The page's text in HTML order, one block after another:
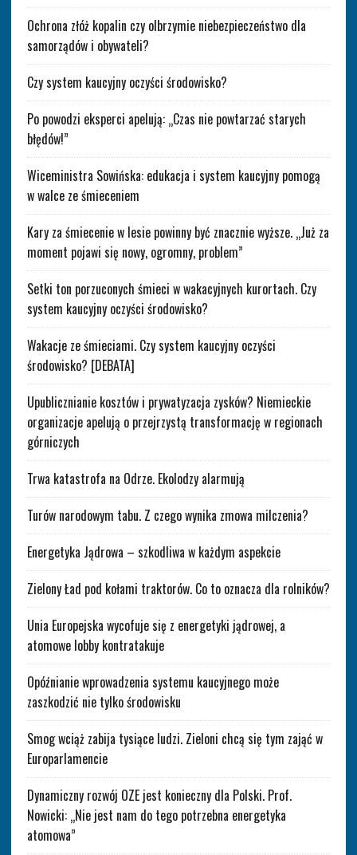
Ochrona złóż kopalin czy olbrzymie niebezpieczeństwo dla
samorządów i obywateli?
Czy system kaucyjny oczyści środowisko?
Po powodzi eksperci apelują: „Czas nie powtarzać starych
błędów!”
Wiceministra Sowińska: edukacja i system kaucyjny pomogą
w walce ze śmieceniem
Kary za śmiecenie w lesie powinny być znacznie wyższe. „Już za
moment pojawi się nowy, ogromny, problem”
Setki ton porzuconych śmieci w wakacyjnych kurortach. Czy
system kaucyjny oczyści środowisko?
Wakacje ze śmieciami. Czy system kaucyjny oczyści
środowisko? [DEBATA]
Upublicznianie kosztów i prywatyzacja zysków? Niemieckie
organizacje apelują o przejrzystą transformację w regionach
górniczych
Trwa katastrofa na Odrze. Ekolodzy alarmują
Turów narodowym tabu. Z czego wynika zmowa milczenia?
Energetyka Jądrowa – szkodliwa w każdym aspekcie
Zielony Ład pod kołami traktorów. Co to oznacza dla rolników?
Unia Europejska wycofuje się z energetyki jądrowej, a
atomowe lobby kontratakuje
Opóźnianie wprowadzenia systemu kaucyjnego może
zaszkodzić nie tylko środowisku
Smog wciąż zabija tysiące ludzi. Zieloni chcą się tym zająć w
Europarlamencie
Dynamiczny rozwój OZE jest konieczny dla Polski. Prof.
Nowicki: „Nie jest nam do tego potrzebna energetyka
atomowa”